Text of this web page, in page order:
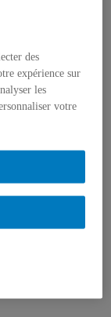
des
expérience sur
les
votre